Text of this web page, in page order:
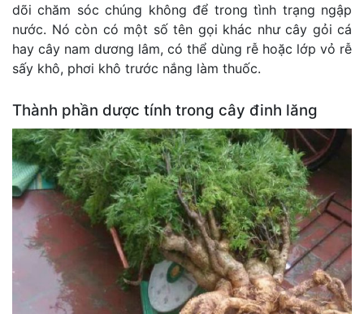
dõi chăm sóc chúng không để trong tình trạng ngập
nước. Nó còn có một số tên gọi khác như cây gỏi cá
hay cây nam dương lâm, có thể dùng rễ hoặc lớp vỏ rễ
sấy khô, phơi khô trước nắng làm thuốc.
Thành phần dược tính trong cây đinh lăng